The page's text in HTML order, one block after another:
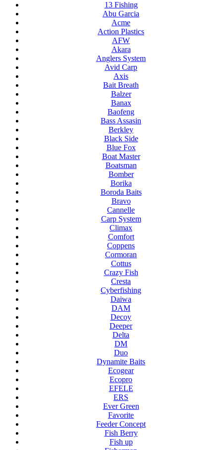
13 Fishing
Abu Garcia
Acme
Action Plastics
AFW
Akara
Anglers System
Avid Carp
Axis
Bait Breath
Balzer
Banax
Baofeng
Bass Assasin
Berkley
Black Side
Blue Fox
Boat Master
Boatsman
Bomber
Borika
Boroda Baits
Bravo
Cannelle
Carp System
Climax
Comfort
Coppens
Cormoran
Cottus
Crazy Fish
Cresta
Cyberfishing
Daiwa
DAM
Decoy
Deeper
Delta
DM
Duo
Dynamite Baits
Ecogear
Ecopro
EFELE
ERS
Ever Green
Favorite
Feeder Concept
Fish Berry
Fish up